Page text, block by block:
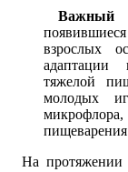
Важный
взрослых
адаптации
тяжелой
молодых
На